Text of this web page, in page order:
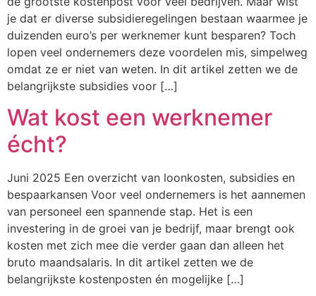
je dat er diverse subsidieregelingen bestaan waarmee je
duizenden euro’s per werknemer kunt besparen? Toch
lopen veel ondernemers deze voordelen mis, simpelweg
omdat ze er niet van weten. In dit artikel zetten we de
belangrijkste subsidies voor […]
Wat kost een werknemer
écht?
Juni 2025 Een overzicht van loonkosten, subsidies en
bespaarkansen Voor veel ondernemers is het aannemen
van personeel een spannende stap. Het is een
investering in de groei van je bedrijf, maar brengt ook
kosten met zich mee die verder gaan dan alleen het
bruto maandsalaris. In dit artikel zetten we de
belangrijkste kostenposten én mogelijke […]